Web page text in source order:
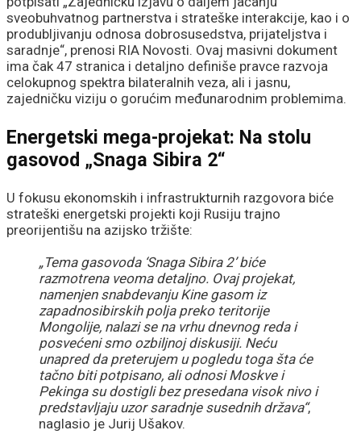
sveobuhvatnog partnerstva i strateške interakcije, kao i o
produbljivanju odnosa dobrosusedstva, prijateljstva i
saradnje“, prenosi RIA Novosti. Ovaj masivni dokument
ima čak 47 stranica i detaljno definiše pravce razvoja
celokupnog spektra bilateralnih veza, ali i jasnu,
zajedničku viziju o gorućim međunarodnim problemima.
Energetski mega-projekat: Na stolu
gasovod „Snaga Sibira 2“
U fokusu ekonomskih i infrastrukturnih razgovora biće
strateški energetski projekti koji Rusiju trajno
preorijentišu na azijsko tržište:
„Tema gasovoda ‘Snaga Sibira 2’ biće
razmotrena veoma detaljno. Ovaj projekat,
namenjen snabdevanju Kine gasom iz
zapadnosibirskih polja preko teritorije
Mongolije, nalazi se na vrhu dnevnog reda i
posvećeni smo ozbiljnoj diskusiji. Neću
unapred da preterujem u pogledu toga šta će
tačno biti potpisano, ali odnosi Moskve i
Pekinga su dostigli bez presedana visok nivo i
predstavljaju uzor saradnje susednih država“,
naglasio je Jurij Ušakov.